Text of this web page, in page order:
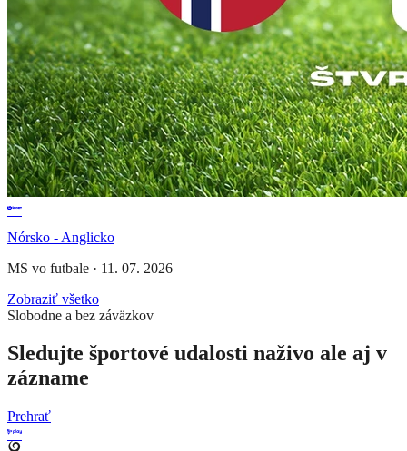
Nórsko - Anglicko
MS vo futbale · 11. 07. 2026
Zobraziť všetko
Slobodne a bez záväzkov
Sledujte športové udalosti naživo ale aj v
zázname
Prehrať